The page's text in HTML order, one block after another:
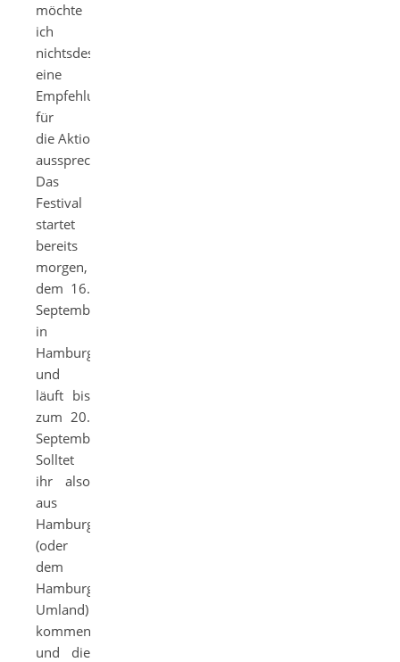
möchte
ich
nichtsdestotrotz
eine
Empfehlung
für
die Aktion
aussprechen.
Das
Festival
startet
bereits
morgen,
dem 16.
September,
in
Hamburg
und
läuft bis
zum 20.
September.
Solltet
ihr also
aus
Hamburg
(oder
dem
Hamburger
Umland)
kommen
und die